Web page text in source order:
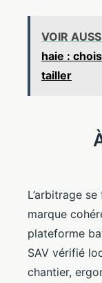
VOIR
haie :
tailler
L’arbitrage
marque
plateforme
SAV vérifié
chantier,